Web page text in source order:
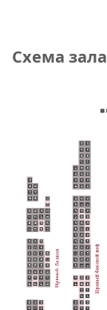
Схема зала